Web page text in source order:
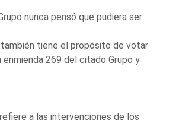
nunca pensó que pudiera ser
tiene el propósito de votar
269 del citado Grupo y
a las intervenciones de los